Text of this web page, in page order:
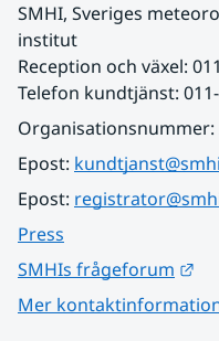
SMHI, Sveriges
institut
Reception och växel:
Telefon kundtjänst:
Organisationsnummer:
Epost:
Epost:
Press
SMHIs frågeforum
Mer